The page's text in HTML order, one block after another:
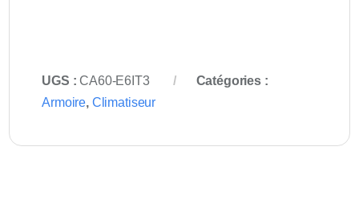
UGS :CA60-E6IT3
Catégories :
Armoire, Climatiseur